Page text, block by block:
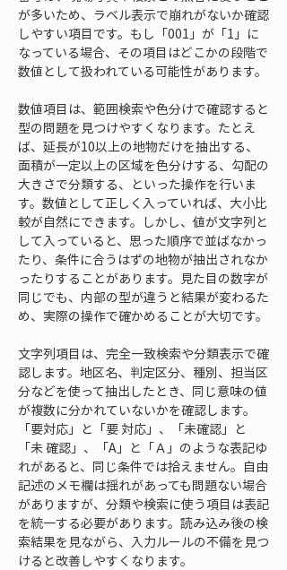
が多いため、ラベル表示で崩れがないか確認
しやすい項目です。もし「001」が「1」に
なっている場合、その項目はどこかの段階で
数値として扱われている可能性があります。
数値項目は、範囲検索や色分けで確認すると
型の問題を見つけやすくなります。たとえ
ば、延長が10以上の地物だけを抽出する、
面積が一定以上の区域を色分けする、勾配の
大きさで分類する、といった操作を行いま
す。数値として正しく入っていれば、大小比
較が自然にできます。しかし、値が文字列と
して入っていると、思った順序で並ばなかっ
たり、条件に合うはずの地物が抽出されなか
ったりすることがあります。見た目の数字が
同じでも、内部の型が違うと結果が変わるた
め、実際の操作で確かめることが大切です。
文字列項目は、完全一致検索や分類表示で確
認します。地区名、判定区分、種別、担当区
分などを使って抽出したとき、同じ意味の値
が複数に分かれていないかを確認します。
「要対応」と「要 対応」、「未確認」と
「未 確認」、「A」と「Ａ」のような表記ゆ
れがあると、同じ条件では拾えません。自由
記述のメモ欄は揺れがあっても問題ない場合
がありますが、分類や検索に使う項目は表記
を統一する必要があります。読み込み後の検
索結果を見ながら、入力ルールの不備を見つ
けると改善しやすくなります。